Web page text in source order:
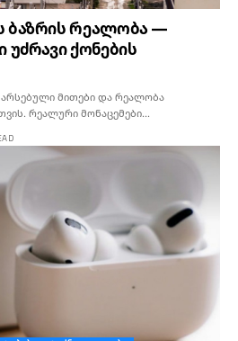
ბაზრის რეალობა —
უძრავი ქონების
არსებული მითები და რეალობა
რეალური მონაცემები…